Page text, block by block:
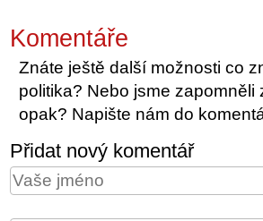
Komentáře
Znáte ještě další možnosti co
politika? Nebo jsme zapomněli
opak? Napište nám do
Přidat nový komentář